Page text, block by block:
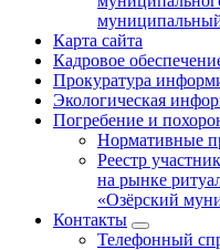
Карта сайта
Кадровое
Прокуратура
Экологическая
Погребение и
Нормативные
Реестр
на рынке
«Озёрский
Контакты
Телефонный